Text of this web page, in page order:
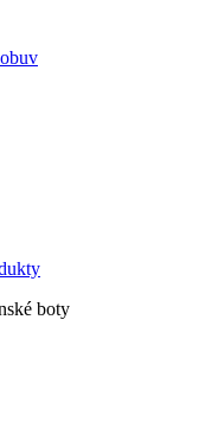
boty